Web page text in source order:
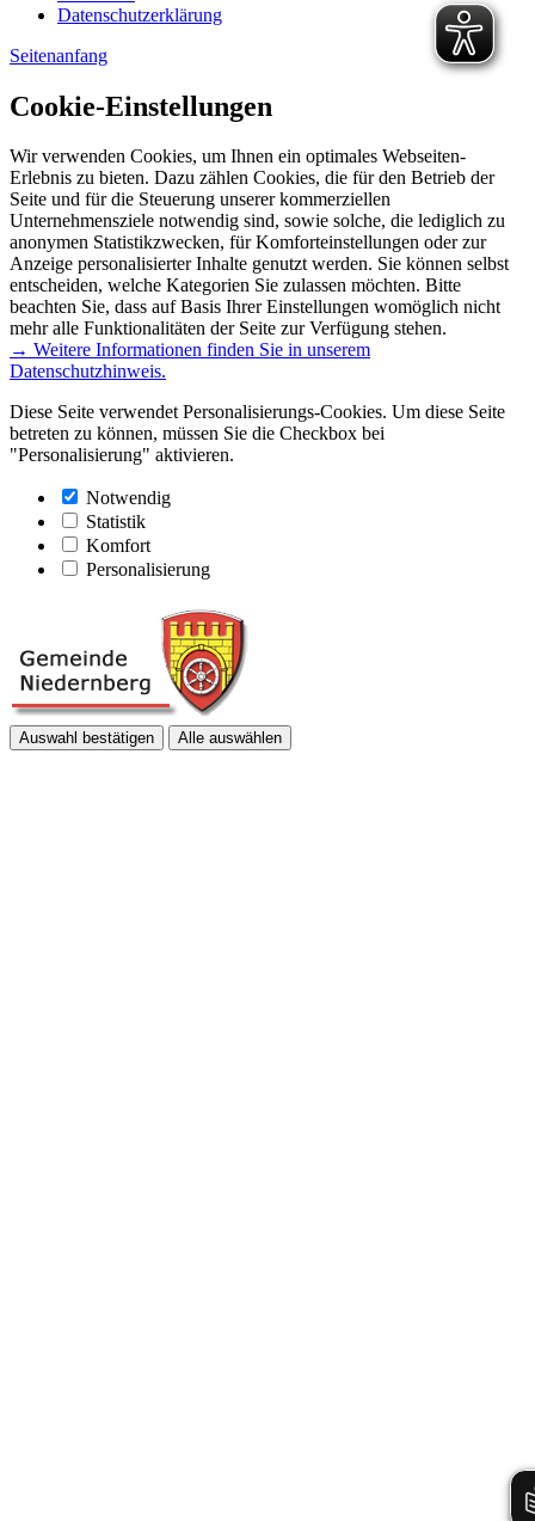
Datenschutzerklärung
Seitenanfang
Cookie-Einstellungen
Wir verwenden Cookies, um Ihnen ein optimales Webseiten-
Erlebnis zu bieten. Dazu zählen Cookies, die für den Betrieb der
Seite und für die Steuerung unserer kommerziellen
Unternehmensziele notwendig sind, sowie solche, die lediglich zu
anonymen Statistikzwecken, für Komforteinstellungen oder zur
Anzeige personalisierter Inhalte genutzt werden. Sie können selbst
entscheiden, welche Kategorien Sie zulassen möchten. Bitte
beachten Sie, dass auf Basis Ihrer Einstellungen womöglich nicht
mehr alle Funktionalitäten der Seite zur Verfügung stehen.
→ Weitere Informationen finden Sie in unserem
Datenschutzhinweis.
Diese Seite verwendet Personalisierungs-Cookies. Um diese Seite
betreten zu können, müssen Sie die Checkbox bei
"Personalisierung" aktivieren.
Notwendig
Statistik
Komfort
Personalisierung
Auswahl bestätigen Alle auswählen